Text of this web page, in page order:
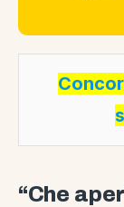
“Che